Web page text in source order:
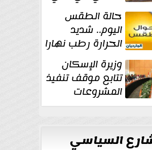
أدب مصر الجديدة
حالة الطقس
اليوم.. شديد
الحرارة رطب نهارا
مائل للحرارة رطب
وزيرة الإسكان
تتابع موقف تنفيذ
المشروعات
والخطة
السياسي